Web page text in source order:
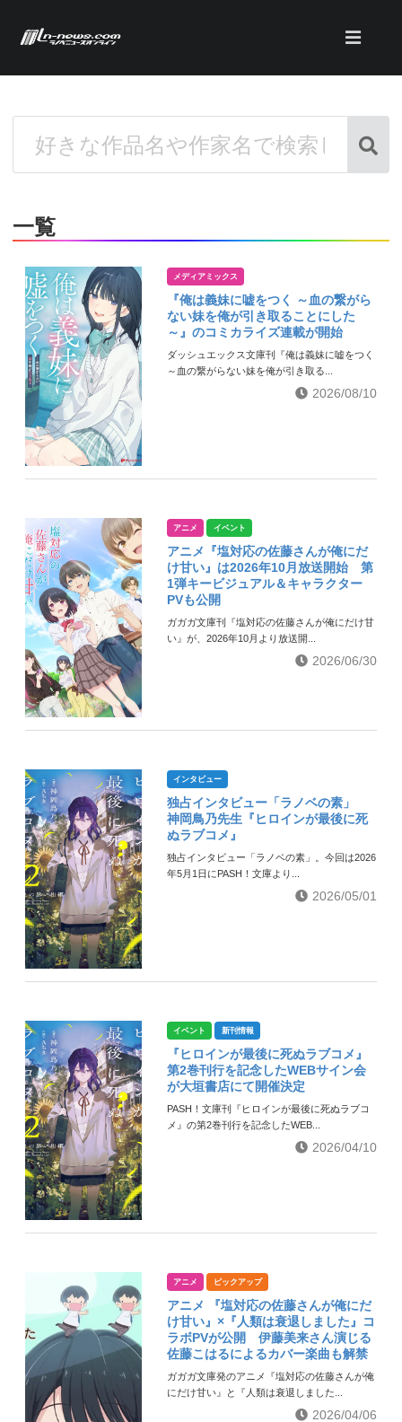
一覧
メディアミックス
『俺は義妹に嘘をつく ～血の繋がら
ない妹を俺が引き取ることにした
～』のコミカライズ連載が開始
ダッシュエックス文庫刊『俺は義妹に嘘をつく
～血の繋がらない妹を俺が引き取る...
2026/08/10
アニメ イベント
アニメ『塩対応の佐藤さんが俺にだ
け甘い』は2026年10月放送開始 第
1弾キービジュアル＆キャラクター
PVも公開
ガガガ文庫刊『塩対応の佐藤さんが俺にだけ甘
い』が、2026年10月より放送開...
2026/06/30
インタビュー
独占インタビュー「ラノベの素」
神岡鳥乃先生『ヒロインが最後に死
ぬラブコメ』
独占インタビュー「ラノベの素」。今回は2026
年5月1日にPASH！文庫より...
2026/05/01
イベント 新刊情報
『ヒロインが最後に死ぬラブコメ』
第2巻刊行を記念したWEBサイン会
が大垣書店にて開催決定
PASH！文庫刊『ヒロインが最後に死ぬラブコ
メ』の第2巻刊行を記念したWEB...
2026/04/10
アニメ ピックアップ
アニメ 『塩対応の佐藤さんが俺にだ
け甘い』×『人類は衰退しました』コ
ラボPVが公開 伊藤美来さん演じる
佐藤こはるによるカバー楽曲も解禁
ガガガ文庫発のアニメ『塩対応の佐藤さんが俺
にだけ甘い』と『人類は衰退しました...
2026/04/06